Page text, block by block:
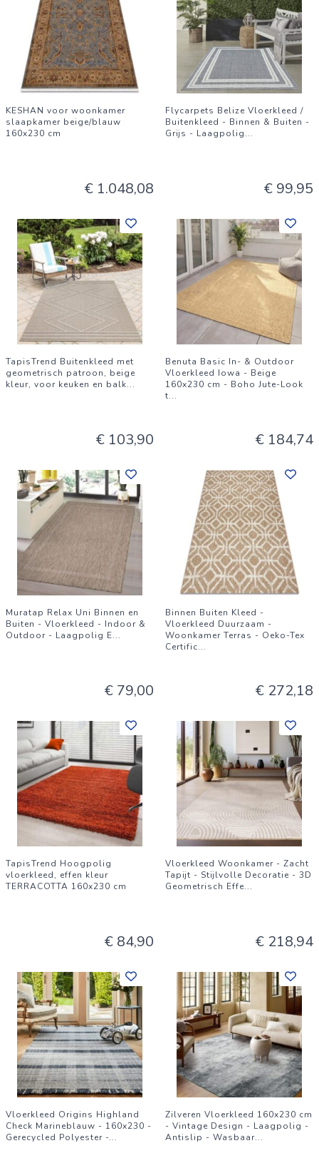
KESHAN voor woonkamer
slaapkamer beige/blauw
160x230 cm
€ 1.048,08
Flycarpets Belize Vloerkleed /
Buitenkleed - Binnen & Buiten -
Grijs - Laagpolig...
€ 99,95
TapisTrend Buitenkleed met
geometrisch patroon, beige
kleur, voor keuken en balk...
€ 103,90
Benuta Basic In- & Outdoor
Vloerkleed Iowa - Beige
160x230 cm - Boho Jute-Look
t...
€ 184,74
Muratap Relax Uni Binnen en
Buiten - Vloerkleed - Indoor &
Outdoor - Laagpolig E...
€ 79,00
Binnen Buiten Kleed -
Vloerkleed Duurzaam -
Woonkamer Terras - Oeko-Tex
Certific...
€ 272,18
TapisTrend Hoogpolig
vloerkleed, effen kleur
TERRACOTTA 160x230 cm
€ 84,90
Vloerkleed Woonkamer - Zacht
Tapijt - Stijlvolle Decoratie - 3D
Geometrisch Effe...
€ 218,94
Vloerkleed Origins Highland
Check Marineblauw - 160x230 -
Gerecycled Polyester -...
Zilveren Vloerkleed 160x230 cm
- Vintage Design - Laagpolig -
Antislip - Wasbaar...